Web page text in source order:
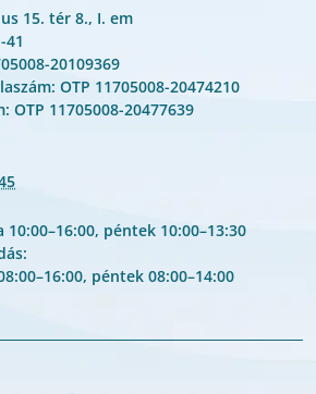
15. tér 8., I. em
41
20109369
OTP 11705008-20474210
OTP 11705008-20477639
péntek 10:00–13:30
péntek 08:00–14:00